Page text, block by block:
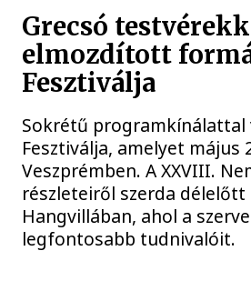
Grecsó
elmozdított
Fesztiválja
Sokrétű programkínálattal
Fesztiválja, amelyet május
Veszprémben. A XXVIII.
részleteiről szerda
Hangvillában, ahol a
legfontosabb tudnivalóit.